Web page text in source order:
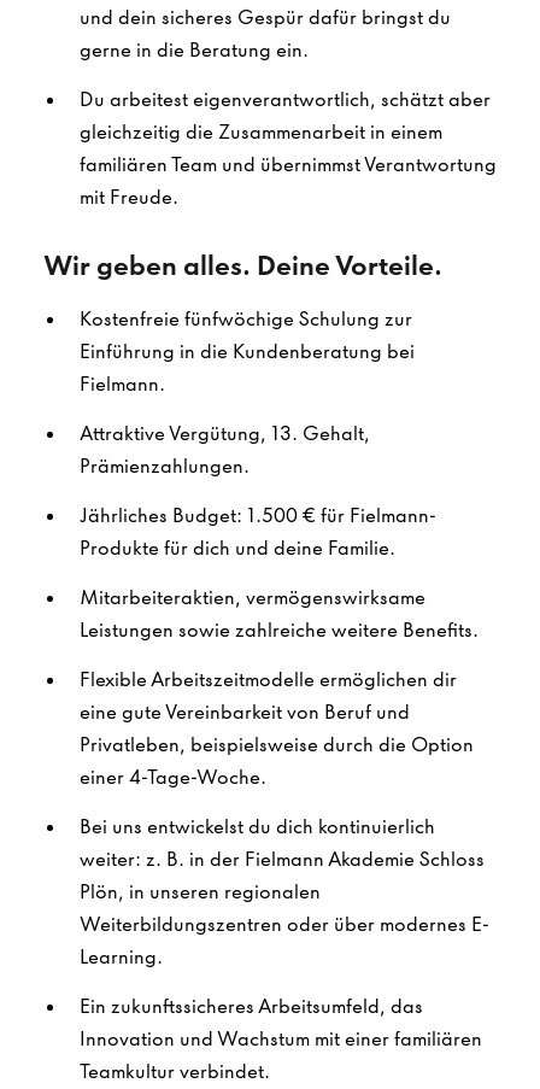
und dein sicheres Gespür dafür bringst du
gerne in die Beratung ein.
Du arbeitest eigenverantwortlich, schätzt aber
gleichzeitig die Zusammenarbeit in einem
familiären Team und übernimmst Verantwortung
mit Freude.
Wir geben alles. Deine Vorteile.
Kostenfreie fünfwöchige Schulung zur
Einführung in die Kundenberatung bei
Fielmann.
Attraktive Vergütung, 13. Gehalt,
Prämienzahlungen.
Jährliches Budget: 1.500 € für Fielmann-
Produkte für dich und deine Familie.
Mitarbeiteraktien, vermögenswirksame
Leistungen sowie zahlreiche weitere Benefits.
Flexible Arbeitszeitmodelle ermöglichen dir
eine gute Vereinbarkeit von Beruf und
Privatleben, beispielsweise durch die Option
einer 4-Tage-Woche.
Bei uns entwickelst du dich kontinuierlich
weiter: z. B. in der Fielmann Akademie Schloss
Plön, in unseren regionalen
Weiterbildungszentren oder über modernes E-
Learning.
Ein zukunftssicheres Arbeitsumfeld, das
Innovation und Wachstum mit einer familiären
Teamkultur verbindet.